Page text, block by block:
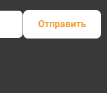
Отправить